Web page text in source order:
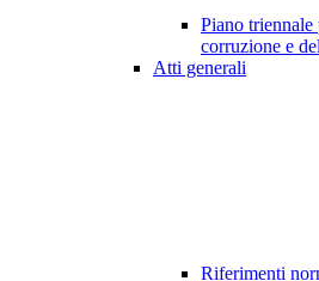
Piano triennale
corruzione e
Atti generali
Riferimenti